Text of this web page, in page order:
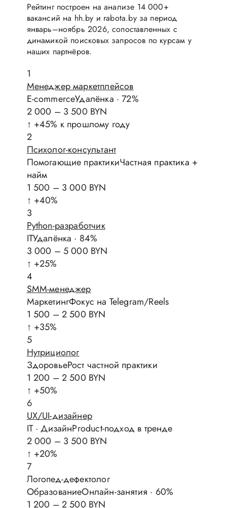
Рейтинг построен на анализе 14 000+
вакансий на hh.by и rabota.by за период
январь–ноябрь 2026, сопоставленных с
динамикой поисковых запросов по курсам у
наших партнёров.
1
Менеджер маркетплейсов
E-commerceУдалёнка · 72%
2 000 – 3 500 BYN
↑ +45% к прошлому году
2
Психолог-консультант
Помогающие практикиЧастная практика +
найм
1 500 – 3 000 BYN
↑ +40%
3
Python-разработчик
ITУдалёнка · 84%
3 000 – 5 000 BYN
↑ +25%
4
SMM-менеджер
МаркетингФокус на Telegram/Reels
1 500 – 2 500 BYN
↑ +35%
5
Нутрициолог
ЗдоровьеРост частной практики
1 200 – 2 500 BYN
↑ +50%
6
UX/UI-дизайнер
IT · ДизайнProduct-подход в тренде
2 000 – 3 500 BYN
↑ +20%
7
Логопед-дефектолог
ОбразованиеОнлайн-занятия · 60%
1 200 – 2 500 BYN